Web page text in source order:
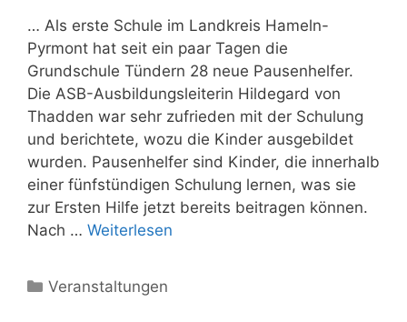
… Als erste Schule im Landkreis Hameln-
Pyrmont hat seit ein paar Tagen die
Grundschule Tündern 28 neue Pausenhelfer.
Die ASB-Ausbildungsleiterin Hildegard von
Thadden war sehr zufrieden mit der Schulung
und berichtete, wozu die Kinder ausgebildet
wurden. Pausenhelfer sind Kinder, die innerhalb
einer fünfstündigen Schulung lernen, was sie
zur Ersten Hilfe jetzt bereits beitragen können.
Nach … Weiterlesen
Kategorien
Veranstaltungen